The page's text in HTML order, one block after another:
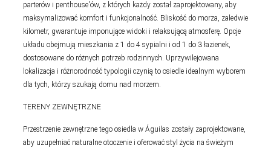
parterów i penthouse'ów, z których każdy został zaprojektowany, aby
maksymalizować komfort i funkcjonalność. Bliskość do morza, zaledwie
kilometr, gwarantuje imponujące widoki i relaksującą atmosferę. Opcje
układu obejmują mieszkania z 1 do 4 sypialni i od 1 do 3 łazienek,
dostosowane do różnych potrzeb rodzinnych. Uprzywilejowana
lokalizacja i różnorodność typologii czynią to osiedle idealnym wyborem
dla tych, którzy szukają domu nad morzem.
TERENY ZEWNĘTRZNE
Przestrzenie zewnętrzne tego osiedla w Águilas zostały zaprojektowane,
aby uzupełniać naturalne otoczenie i oferować styl życia na świeżym